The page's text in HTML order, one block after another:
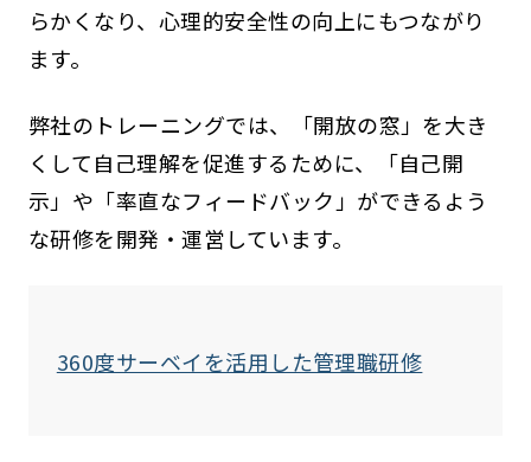
らかくなり、心理的安全性の向上にもつながり
ます。
弊社のトレーニングでは、「開放の窓」を大き
くして自己理解を促進するために、「自己開
示」や「率直なフィードバック」ができるよう
な研修を開発・運営しています。
360度サーベイを活用した管理職研修